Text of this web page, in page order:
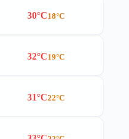
30°C18°C
32°C19°C
31°C22°C